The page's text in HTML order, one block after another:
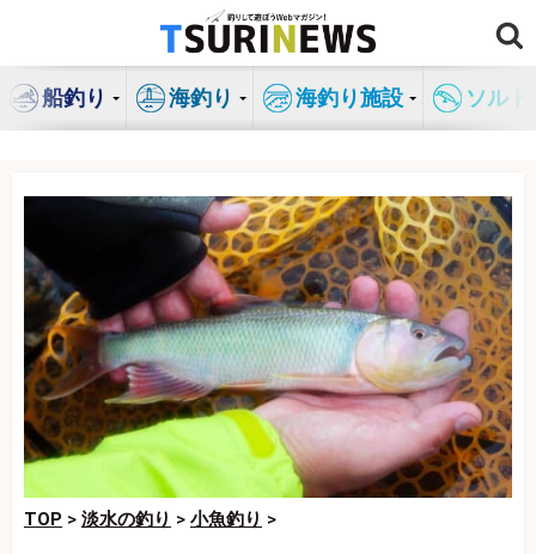
ン
船釣り 海釣り 海釣り施設 ソル
TOP > 淡水の釣り > 小魚釣り >